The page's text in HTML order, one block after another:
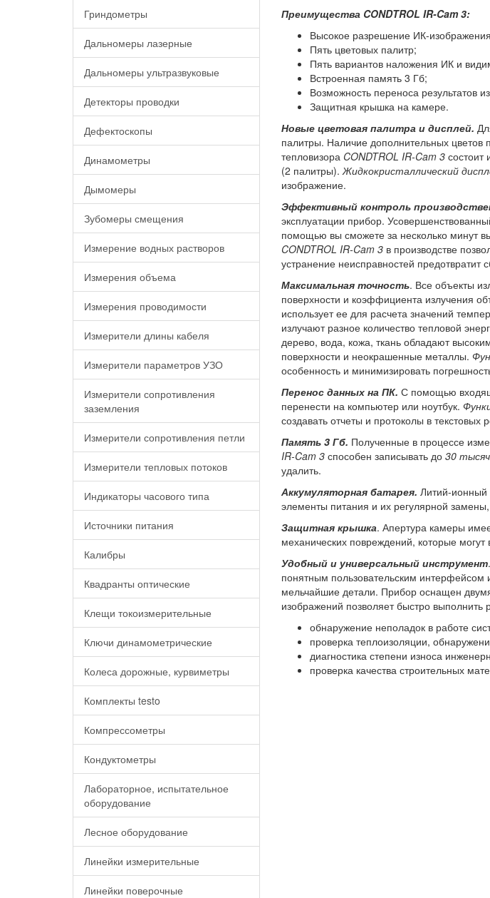
Гриндометры
Дальномеры лазерные
Дальномеры ультразвуковые
Детекторы проводки
Дефектоскопы
Динамометры
Дымомеры
Зубомеры смещения
Измерение водных растворов
Измерения объема
Измерения проводимости
Измерители длины кабеля
Измерители параметров УЗО
Измерители сопротивления
заземления
Измерители сопротивления петли
Измерители тепловых потоков
Индикаторы часового типа
Источники питания
Калибры
Квадранты оптические
Клещи токоизмерительные
Ключи динамометрические
Колеса дорожные, курвиметры
Комплекты testo
Компрессометры
Кондуктометры
Лабораторное, испытательное
оборудование
Лесное оборудование
Линейки измерительные
Линейки поверочные
Преимущества CONDTROL IR-Cam 3:
Высокое разрешение ИК-
Пять цветовых палитр;
Пять вариантов наложения ИК и
Встроенная память 3 Гб;
Возможность переноса результатов
Защитная крышка на камере.
Новые цветовая палитра и дисплей.
палитры. Наличие дополнительных цветов
тепловизора CONDTROL IR-Cam 3состоит
(2 палитры). Жидкокристаллический
изображение.
Эффективный контроль
эксплуатации прибор.
помощью вы сможете за несколько минут
CONDTROL IR-Cam 3в производстве
устранение неисправностей предотвратит
Максимальная точность. Все объекты
поверхности и коэффициента излучения
использует ее для расчета значений
излучают разное количество тепловой
дерево, вода, кожа, ткань обладают
поверхности и неокрашенные металлы.
особенность и минимизировать
Перенос данных на ПК. С помощью
перенести на компьютер или ноутбук.
создавать отчеты и протоколы в текстовых
Память 3 Гб. Полученные в процессе
IR-Cam 3способен записывать до 30
удалить.
Аккумуляторная батарея. Литий-ионный
элементы питания и их регулярной
Защитная крышка. Апертура камеры
механических повреждений, которые
Удобный и универсальный инструмент
понятным пользовательским интерфейсом
мельчайшие детали. Прибор оснащен
изображений позволяет быстро выполнить
обнаружение неполадок в работе
проверка теплоизоляции,
диагностика степени износа
проверка качества строительных